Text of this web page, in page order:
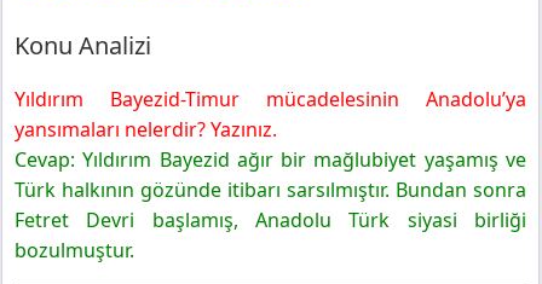
Konu Analizi
Yıldırım Bayezid-Timur mücadelesinin Anadolu’ya
yansımaları nelerdir? Yazınız.
Cevap: Yıldırım Bayezid ağır bir mağlubiyet yaşamış ve
Türk halkının gözünde itibarı sarsılmıştır. Bundan sonra
Fetret Devri başlamış, Anadolu Türk siyasi birliği
bozulmuştur.